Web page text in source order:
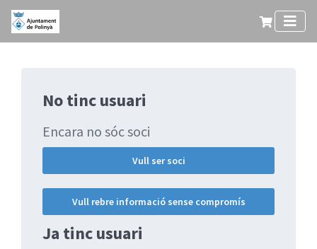
No tinc usuari
Encara no sóc soci
Vull ser soci
Vull rebre informació sense compromís
Ja tinc usuari